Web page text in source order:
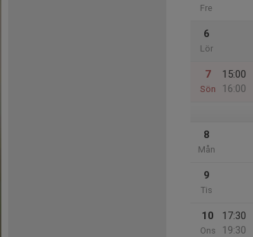
Fre
6
Lör
7
Sön
15:00
16:00
8
Mån
9
Tis
10
Ons
17:30
19:30